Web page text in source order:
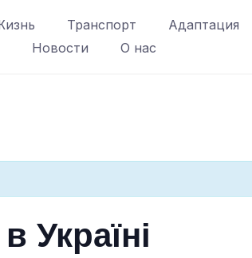
Транспорт Адаптация
Новости О нас
Україні